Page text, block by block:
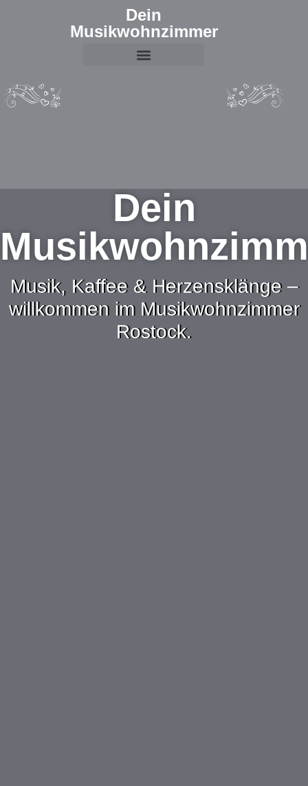
Dein
Musikwohnzimmer
Dein
Musik, Kaffee & Herzensklänge –
willkommen im Musikwohnzimmer
Rostock.